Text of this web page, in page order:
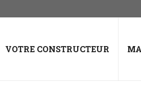
VOTRE CONSTRUCTEUR